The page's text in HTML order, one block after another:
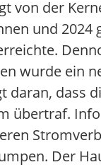
von der
und
wurde ein
daran, dass
übertraf.
Der